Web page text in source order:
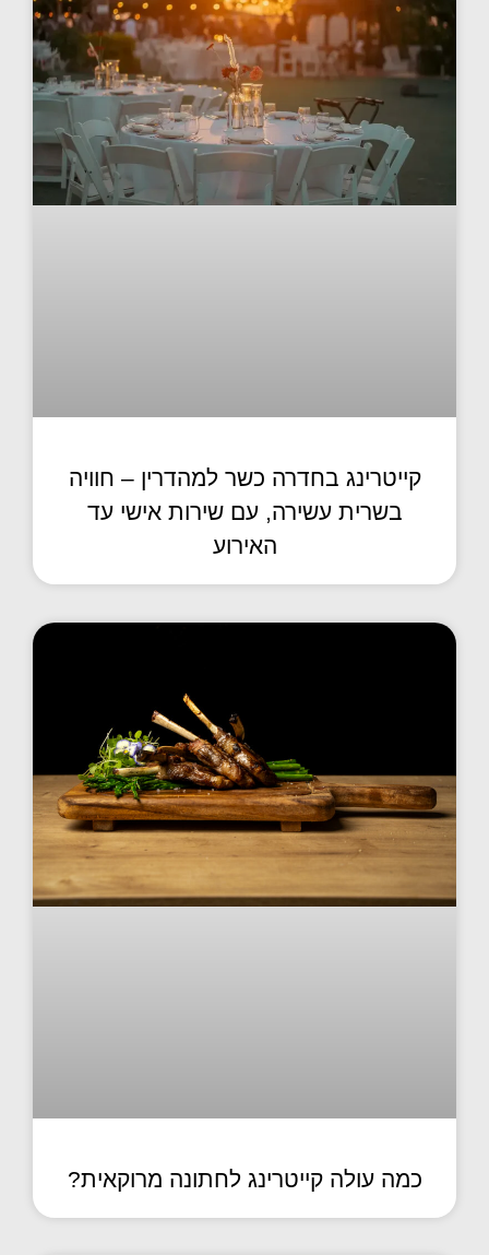
קייטרינג בחדרה כשר למהדרין – חוויה
בשרית עשירה, עם שירות אישי עד
האירוע
כמה עולה קייטרינג לחתונה מרוקאית?